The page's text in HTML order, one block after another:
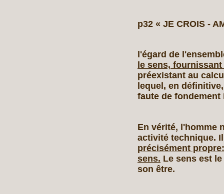
p32 « JE CROIS ‑
l'égard de
le sens,
préexistant au
lequel, en
faute de
En vérité, l'homme
activité technique.
précisément
sens. Le sens est
son être.